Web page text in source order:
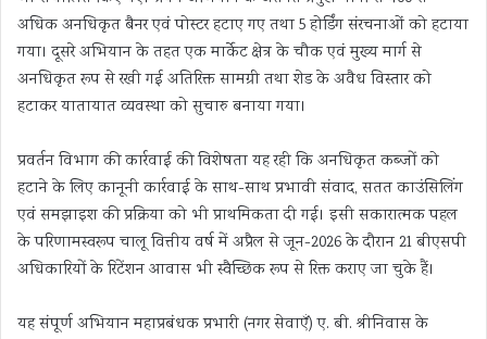
अधिक अनधिकृत बैनर एवं पोस्टर हटाए गए तथा 5 होर्डिंग संरचनाओं को हटाया
गया। दूसरे अभियान के तहत एक मार्केट क्षेत्र के चौक एवं मुख्य मार्ग से
अनधिकृत रूप से रखी गई अतिरिक्त सामग्री तथा शेड के अवैध विस्तार को
हटाकर यातायात व्यवस्था को सुचारु बनाया गया।
प्रवर्तन विभाग की कार्रवाई की विशेषता यह रही कि अनधिकृत कब्जों को
हटाने के लिए कानूनी कार्रवाई के साथ-साथ प्रभावी संवाद, सतत काउंसिलिंग
एवं समझाइश की प्रक्रिया को भी प्राथमिकता दी गई। इसी सकारात्मक पहल
के परिणामस्वरूप चालू वित्तीय वर्ष में अप्रैल से जून-2026 के दौरान 21 बीएसपी
अधिकारियों के रिटेंशन आवास भी स्वैच्छिक रूप से रिक्त कराए जा चुके हैं।
यह संपूर्ण अभियान महाप्रबंधक प्रभारी (नगर सेवाएँ) ए. बी. श्रीनिवास के